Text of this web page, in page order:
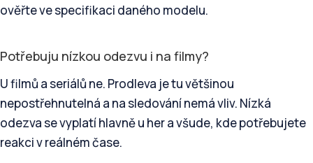
ověřte ve specifikaci daného modelu.
Potřebuju nízkou odezvu i na filmy?
U filmů a seriálů ne. Prodleva je tu většinou
nepostřehnutelná a na sledování nemá vliv. Nízká
odezva se vyplatí hlavně u her a všude, kde potřebujete
reakci v reálném čase.